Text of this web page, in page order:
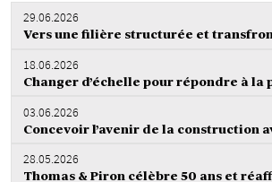
29.06.2026
Vers une filière structurée et
18.06.2026
Changer d’échelle pour répondre à la
03.06.2026
Concevoir l’avenir de la construction
28.05.2026
Thomas & Piron célèbre 50 ans et